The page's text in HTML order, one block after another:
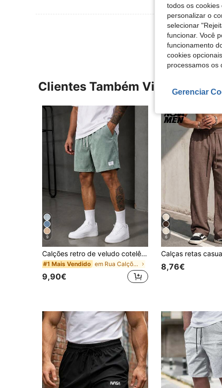
Ver Mais
Clientes Também Visitaram
9
Calções retro de veludo cotelê com cordão para homem, calções folgados com aplique até ao joelho para homem, calções casuais de rua até ao joelho
#1 Mais Vendido em Rua Calções masculinos
9,90€
6
8,76€
todos os
personalizar o
selecionar
funcionar. Você
funcionamento
cookies
processamos os
Gerenciar